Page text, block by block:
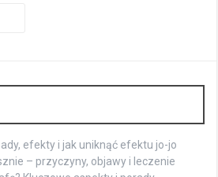
efekty i jak uniknąć efektu jo-jo
– przyczyny, objawy i leczenie